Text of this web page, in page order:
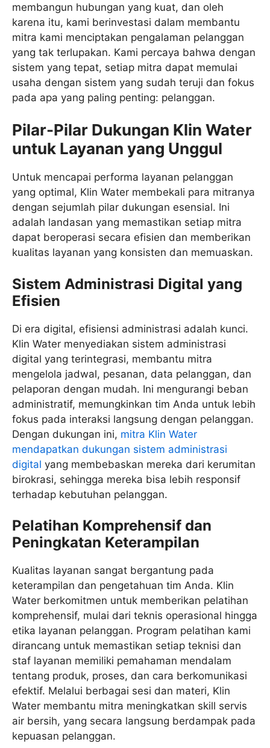
membangun hubungan yang kuat, dan oleh
karena itu, kami berinvestasi dalam membantu
mitra kami menciptakan pengalaman pelanggan
yang tak terlupakan. Kami percaya bahwa dengan
sistem yang tepat, setiap mitra dapat memulai
usaha dengan sistem yang sudah teruji dan fokus
pada apa yang paling penting: pelanggan.
Pilar-Pilar Dukungan Klin Water
untuk Layanan yang Unggul
Untuk mencapai performa layanan pelanggan
yang optimal, Klin Water membekali para mitranya
dengan sejumlah pilar dukungan esensial. Ini
adalah landasan yang memastikan setiap mitra
dapat beroperasi secara efisien dan memberikan
kualitas layanan yang konsisten dan memuaskan.
Sistem Administrasi Digital yang
Efisien
Di era digital, efisiensi administrasi adalah kunci.
Klin Water menyediakan sistem administrasi
digital yang terintegrasi, membantu mitra
mengelola jadwal, pesanan, data pelanggan, dan
pelaporan dengan mudah. Ini mengurangi beban
administratif, memungkinkan tim Anda untuk lebih
fokus pada interaksi langsung dengan pelanggan.
Dengan dukungan ini, mitra Klin Water
mendapatkan dukungan sistem administrasi
digital yang membebaskan mereka dari kerumitan
birokrasi, sehingga mereka bisa lebih responsif
terhadap kebutuhan pelanggan.
Pelatihan Komprehensif dan
Peningkatan Keterampilan
Kualitas layanan sangat bergantung pada
keterampilan dan pengetahuan tim Anda. Klin
Water berkomitmen untuk memberikan pelatihan
komprehensif, mulai dari teknis operasional hingga
etika layanan pelanggan. Program pelatihan kami
dirancang untuk memastikan setiap teknisi dan
staf layanan memiliki pemahaman mendalam
tentang produk, proses, dan cara berkomunikasi
efektif. Melalui berbagai sesi dan materi, Klin
Water membantu mitra meningkatkan skill servis
air bersih, yang secara langsung berdampak pada
kepuasan pelanggan.